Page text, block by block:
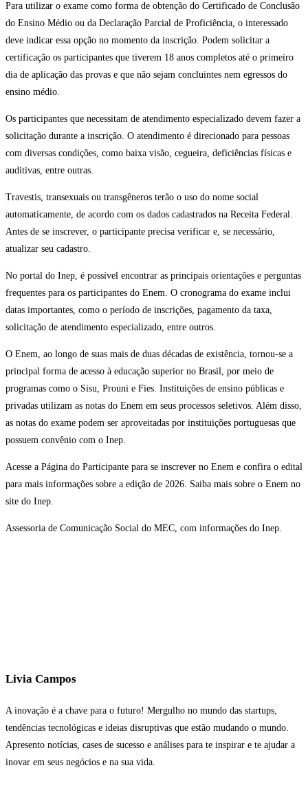
Para utilizar o exame como forma de obtenção do Certificado de Conclusão
do Ensino Médio ou da Declaração Parcial de Proficiência, o interessado
deve indicar essa opção no momento da inscrição. Podem solicitar a
certificação os participantes que tiverem 18 anos completos até o primeiro
dia de aplicação das provas e que não sejam concluintes nem egressos do
ensino médio.
Os participantes que necessitam de atendimento especializado devem fazer a
solicitação durante a inscrição. O atendimento é direcionado para pessoas
com diversas condições, como baixa visão, cegueira, deficiências físicas e
auditivas, entre outras.
Travestis, transexuais ou transgêneros terão o uso do nome social
automaticamente, de acordo com os dados cadastrados na Receita Federal.
Antes de se inscrever, o participante precisa verificar e, se necessário,
atualizar seu cadastro.
No portal do Inep, é possível encontrar as principais orientações e perguntas
frequentes para os participantes do Enem. O cronograma do exame inclui
datas importantes, como o período de inscrições, pagamento da taxa,
solicitação de atendimento especializado, entre outros.
O Enem, ao longo de suas mais de duas décadas de existência, tornou-se a
principal forma de acesso à educação superior no Brasil, por meio de
programas como o Sisu, Prouni e Fies. Instituições de ensino públicas e
privadas utilizam as notas do Enem em seus processos seletivos. Além disso,
as notas do exame podem ser aproveitadas por instituições portuguesas que
possuem convênio com o Inep.
Acesse a Página do Participante para se inscrever no Enem e confira o edital
para mais informações sobre a edição de 2026. Saiba mais sobre o Enem no
site do Inep.
Assessoria de Comunicação Social do MEC, com informações do Inep.
Livia Campos
A inovação é a chave para o futuro! Mergulho no mundo das startups,
tendências tecnológicas e ideias disruptivas que estão mudando o mundo.
Apresento notícias, cases de sucesso e análises para te inspirar e te ajudar a
inovar em seus negócios e na sua vida.